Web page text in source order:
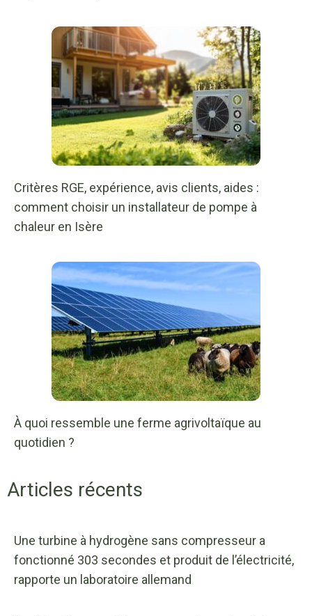
Critères RGE, expérience, avis clients, aides :
comment choisir un installateur de pompe à
chaleur en Isère
À quoi ressemble une ferme agrivoltaïque au
quotidien ?
Articles récents
Une turbine à hydrogène sans compresseur a
fonctionné 303 secondes et produit de l’électricité,
rapporte un laboratoire allemand